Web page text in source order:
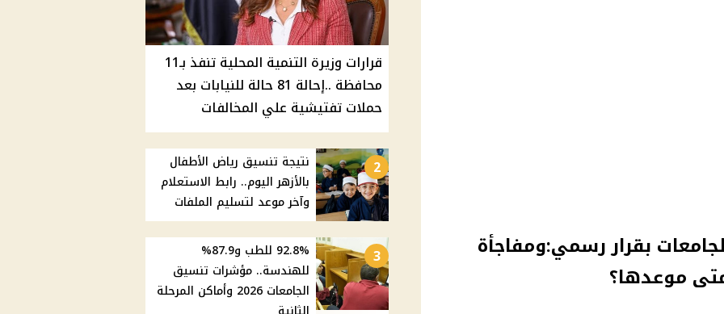
والجامعات بقرار رسمي:ومفاجأة
موعدها؟
قرارات وزيرة التنمية المحلية تنفذ بـ11
محافظة ..إحالة 81 حالة للنيابات بعد
حملات تفتيشية علي المخالفات
2
نتيجة تنسيق رياض الأطفال
بالأزهر اليوم.. رابط الاستعلام
وآخر موعد لتسليم الملفات
3
92.8% للطب و87.9%
للهندسة.. مؤشرات تنسيق
الجامعات 2026 وأماكن المرحلة